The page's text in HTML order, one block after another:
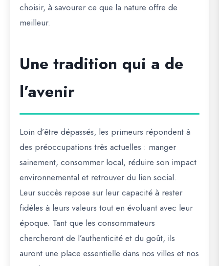
choisir, à savourer ce que la nature offre de
meilleur.
Une tradition qui a de
l’avenir
Loin d’être dépassés, les primeurs répondent à
des préoccupations très actuelles : manger
sainement, consommer local, réduire son impact
environnemental et retrouver du lien social.
Leur succès repose sur leur capacité à rester
fidèles à leurs valeurs tout en évoluant avec leur
époque. Tant que les consommateurs
chercheront de l’authenticité et du goût, ils
auront une place essentielle dans nos villes et nos